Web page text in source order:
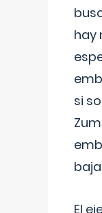
hay
si
El